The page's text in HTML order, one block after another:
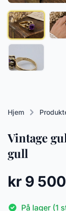
Hjem
Vintage
gull
kr 9 500
På lager (1